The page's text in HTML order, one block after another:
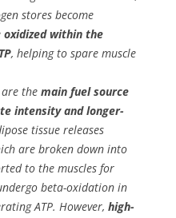
stores become
oxidized within the
, helping to spare muscle
the main fuel source
intensity and longer-
tissue releases
are broken down into
to the muscles for
beta-oxidation in
ATP. However, high-